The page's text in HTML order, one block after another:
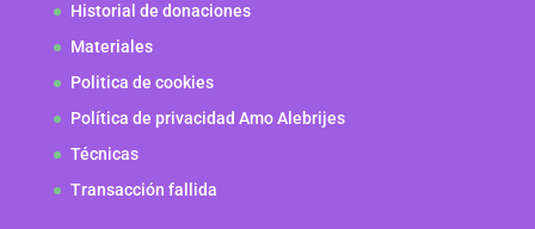
Historial de donaciones
Materiales
Politica de cookies
Política de privacidad Amo Alebrijes
Técnicas
Transacción fallida